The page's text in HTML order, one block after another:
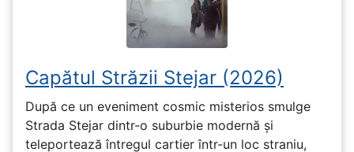
Capătul Străzii Stejar (2026)
După ce un eveniment cosmic misterios smulge
Strada Stejar dintr-o suburbie modernă și
teleportează întregul cartier într-un loc straniu,